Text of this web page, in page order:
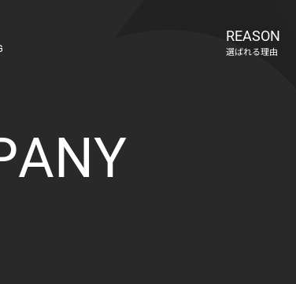
REASON
選ばれる理由
会社概要